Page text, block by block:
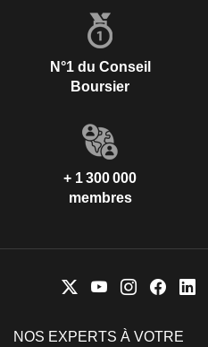
N°1 du Conseil
Boursier
+ 1 300 000
membres
NOS EXPERTS À VOTRE